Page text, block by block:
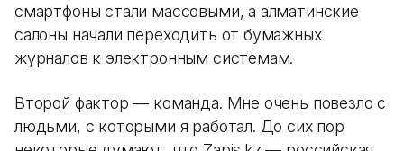
смартфоны стали массовыми, а алматинские
салоны начали переходить от бумажных
журналов к электронным системам.
Второй фактор — команда. Мне очень повезло с
людьми, с которыми я работал. До сих пор